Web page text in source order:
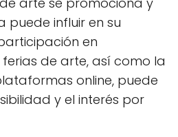
puede influir en su
en
ferias de arte, así como la
online, puede
y el interés por